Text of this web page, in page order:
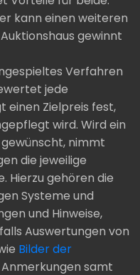
kann einen weiteren
gewinnt
Verfahren
jede
einen Zielpreis fest,
wird. Wird ein
nimmt
die jeweilige
Hierzu gehören die
Systeme und
und Hinweise,
Auswertungen von
Bilder der
Anmerkungen samt